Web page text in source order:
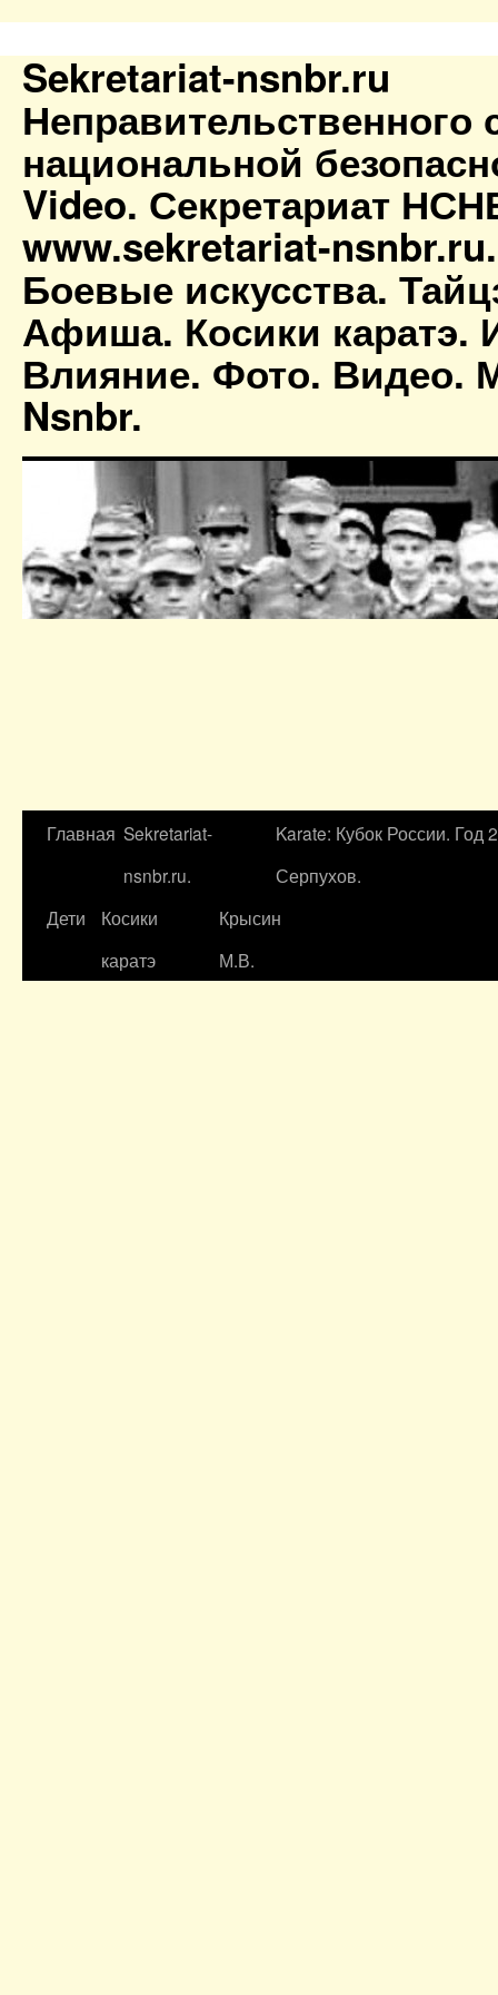
Sekretariat-nsnbr.ru
Неправительственного
национальной
Video. Секретариат
www.sekretariat-
Боевые искусства.
Афиша. Косики каратэ.
Влияние. Фото. Видео.
Nsnbr.
Главная Sekretariat-
nsnbr.ru.
Karate: Кубок России. Год
Серпухов.
Дети
Косики
каратэ
Крысин
М.В.